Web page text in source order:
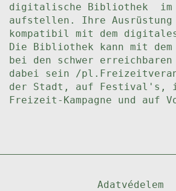
digitalische Bibliothek im
aufstellen. Ihre
kompatibil mit dem
Die Bibliothek kann mit dem
bei den schwer erreichbaren
dabei sein /
der Stadt, auf Festival's,
Freizeit-Kampagne und auf
Adatvédelem